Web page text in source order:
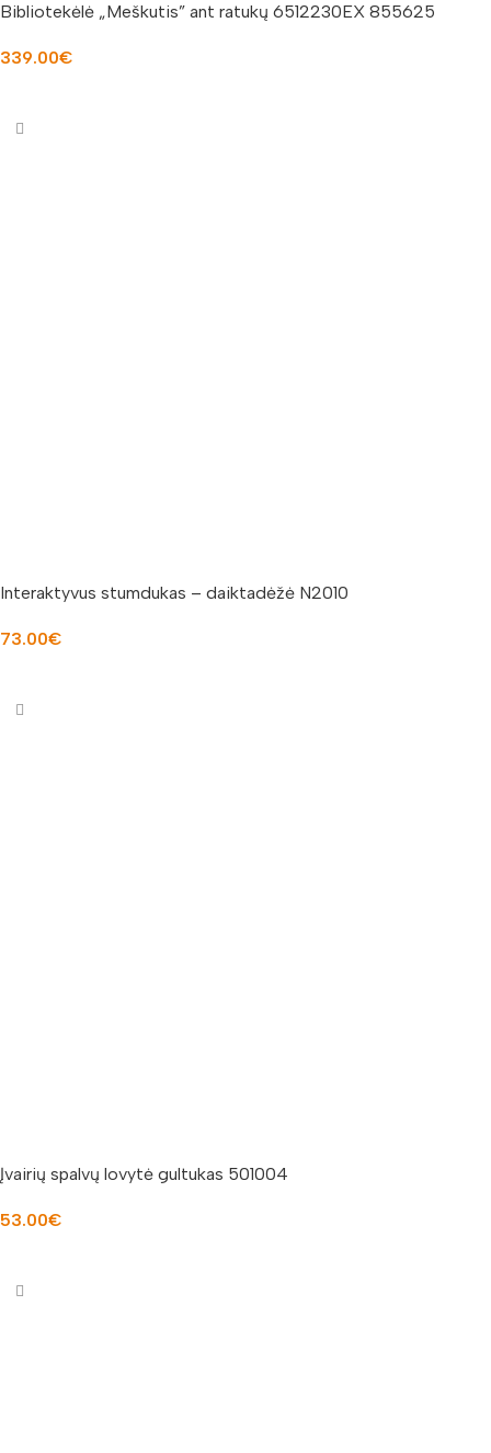
Bibliotekėlė „Meškutis” ant ratukų 6512230EX 855625
339.00€
Interaktyvus stumdukas – daiktadėžė N2010
73.00€
Įvairių spalvų lovytė gultukas 501004
53.00€